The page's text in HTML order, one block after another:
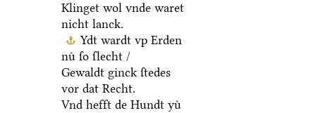
Klinget wol vnde waret
nicht lanck.
Ydt wardt vp Erden
nuͤ ſo ſlecht /
Gewaldt ginck ſtedes
vor dat Recht.
Vnd hefft de Hundt yuͤ